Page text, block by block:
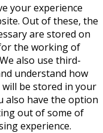
your experience
Out of these, the
are stored on
the working of
also use third-
understand how
be stored in your
also have the option
out of some of
experience.